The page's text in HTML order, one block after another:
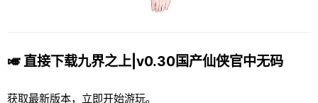
🎺 直接下载九界之上|v0.30国产仙侠官中无码
获取最新版本，立即开始游玩。